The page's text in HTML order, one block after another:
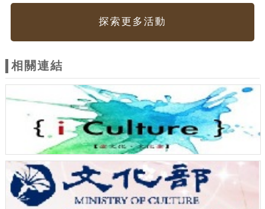
探索更多活動
相關連結